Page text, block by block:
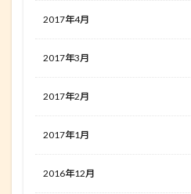
2017年4月
2017年3月
2017年2月
2017年1月
2016年12月